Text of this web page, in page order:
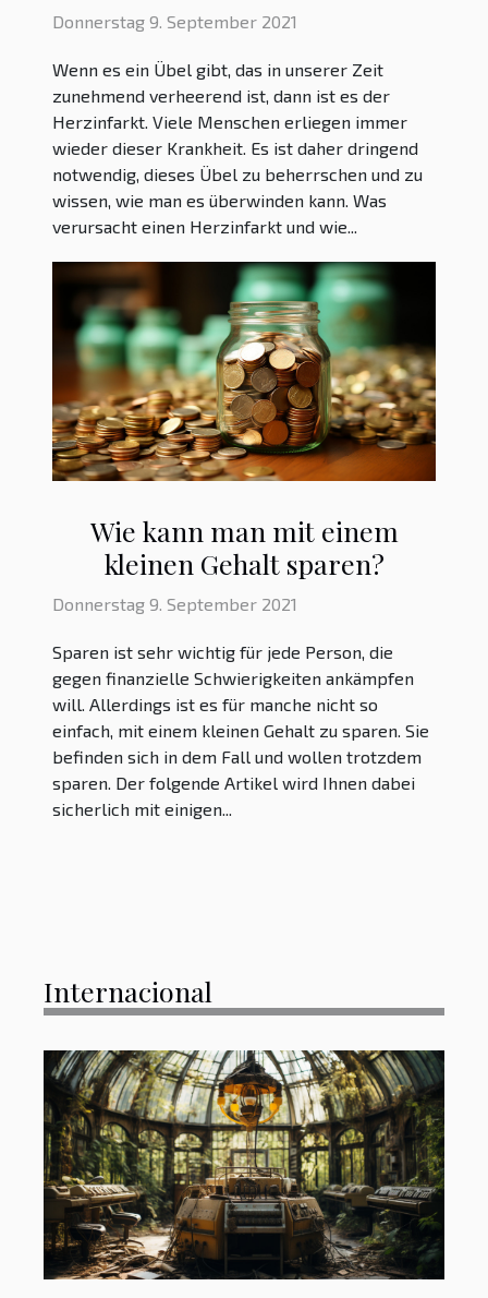
Donnerstag 9. September 2021
Wenn es ein Übel gibt, das in unserer Zeit
zunehmend verheerend ist, dann ist es der
Herzinfarkt. Viele Menschen erliegen immer
wieder dieser Krankheit. Es ist daher dringend
notwendig, dieses Übel zu beherrschen und zu
wissen, wie man es überwinden kann. Was
verursacht einen Herzinfarkt und wie...
Wie kann man mit einem
kleinen Gehalt sparen?
Donnerstag 9. September 2021
Sparen ist sehr wichtig für jede Person, die
gegen finanzielle Schwierigkeiten ankämpfen
will. Allerdings ist es für manche nicht so
einfach, mit einem kleinen Gehalt zu sparen. Sie
befinden sich in dem Fall und wollen trotzdem
sparen. Der folgende Artikel wird Ihnen dabei
sicherlich mit einigen...
Internacional